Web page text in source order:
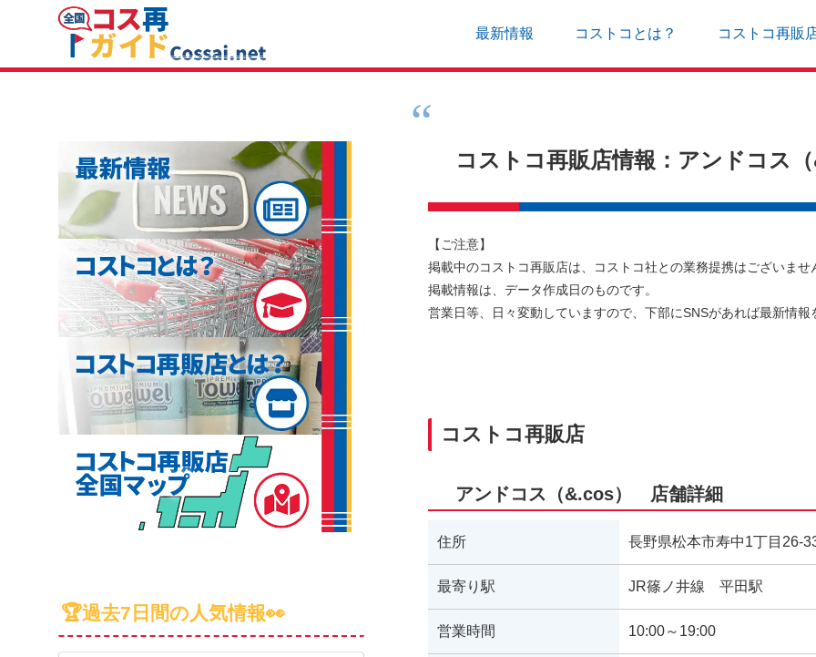
最新情報 コストコとは？ コストコ再販
コストコ再販店情報：アンドコス
【ご注意】
掲載中のコストコ再販店は、コストコ社との業務提携はございませ
掲載情報は、データ作成日のものです。
営業日等、日々変動していますので、下部にSNSがあれば最新情報
コストコ再販店
アンドコス（&.cos） 店舗詳細
住所 長野県松本市寿中1丁目26-
最寄り駅 JR篠ノ井線 平田駅
営業時間 10:00～19:00
🏆過去7日間の人気情報👀